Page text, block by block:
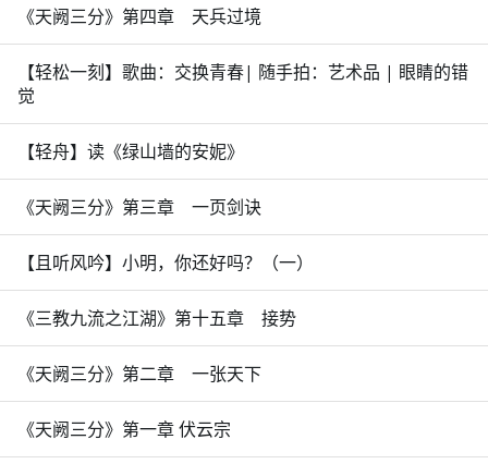
《天阙三分》第四章 天兵过境
【轻松一刻】歌曲：交换青春| 随手拍：艺术品 | 眼睛的错
觉
【轻舟】读《绿山墙的安妮》
《天阙三分》第三章 一页剑诀
【且听风吟】小明，你还好吗？（一）
《三教九流之江湖》第十五章 接势
《天阙三分》第二章 一张天下
《天阙三分》第一章 伏云宗